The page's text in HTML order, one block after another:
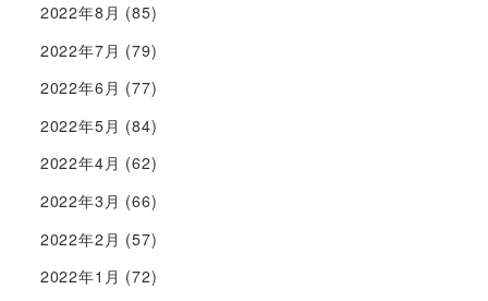
2022年8月 (85)
2022年7月 (79)
2022年6月 (77)
2022年5月 (84)
2022年4月 (62)
2022年3月 (66)
2022年2月 (57)
2022年1月 (72)